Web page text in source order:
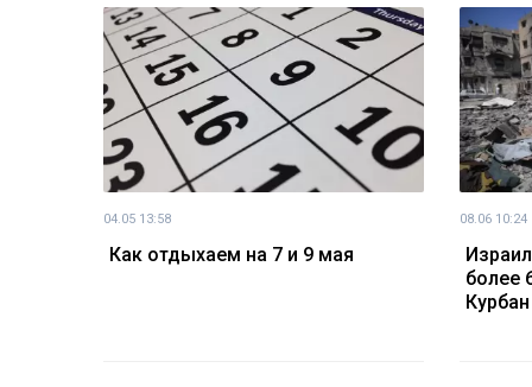
04.05 13:58
Как отдыхаем на 7 и 9 мая
08.06 10:24
более